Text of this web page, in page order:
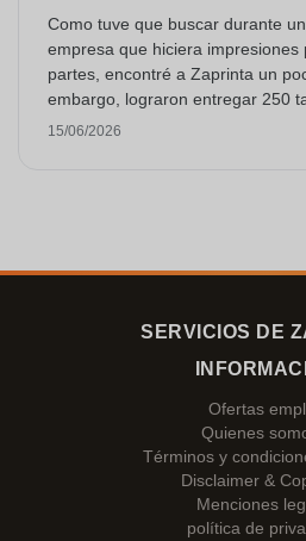
Como tuve que buscar durante
empresa que hiciera impresiones
partes, encontré a Zaprinta un
embargo, lograron entregar 250
esmalte con una impresión
15/06/2026
SERVICIOS DE
Ofertas
Quienes
Términos y
Disclaimer &
Menciones
política de